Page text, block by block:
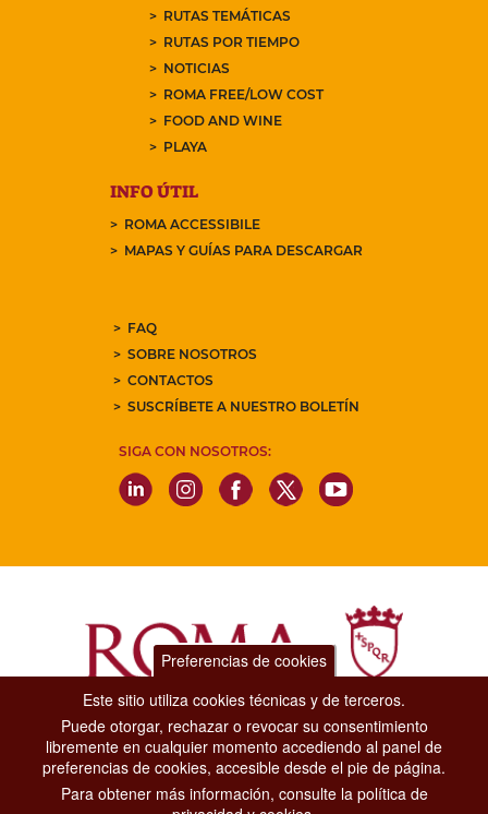
RUTAS TEMÁTICAS
RUTAS POR TIEMPO
NOTICIAS
ROMA FREE/LOW COST
FOOD AND WINE
PLAYA
INFO ÚTIL
ROMA ACCESSIBILE
MAPAS Y GUÍAS PARA DESCARGAR
FAQ
SOBRE NOSOTROS
CONTACTOS
SUSCRÍBETE A NUESTRO BOLETÍN
SIGA CON NOSOTROS:
Dipartimento Grandi Eventi, Sport, Turismo e Moda.
Via di San Basilio, 51
00187 Roma
Preferencias de cookies
Este sitio utiliza cookies técnicas y de terceros.
Puede otorgar, rechazar o revocar su consentimiento
libremente en cualquier momento accediendo al panel de
preferencias de cookies, accesible desde el pie de página.
Para obtener más información, consulte la política de